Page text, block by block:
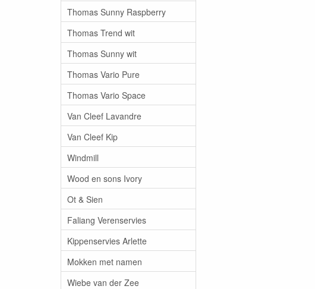
Thomas Sunny Raspberry
Thomas Trend wit
Thomas Sunny wit
Thomas Vario Pure
Thomas Vario Space
Van Cleef Lavandre
Van Cleef Kip
Windmill
Wood en sons Ivory
Ot & Sien
Faliang Verenservies
Kippenservies Arlette
Mokken met namen
Wiebe van der Zee